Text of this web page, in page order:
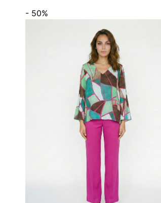
- 50%